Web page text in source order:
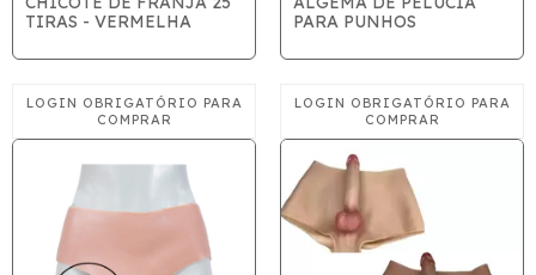
TIRAS - VERMELHA
PARA PUNHOS